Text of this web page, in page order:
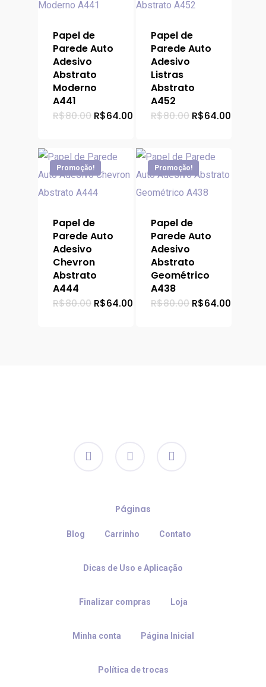
Papel de
Parede Auto
Adesivo
Abstrato
Moderno
A441
R$80.00 O
R$80.00.
R$64.00
R$64.00.
Papel de
Parede Auto
Adesivo
Listras
Abstrato
A452
R$80.00 O
R$80.00.
R$64.00
Promoção!
Papel de
Parede Auto
Adesivo
Chevron
Abstrato
A444
R$80.00 O
R$64.00
Promoção!
Papel de
Parede Auto
Adesivo
Abstrato
Geométrico
A438
R$80.00 O
R$64.00
Páginas
Blog Carrinho Contato
Dicas de Uso e Aplicação
Finalizar compras Loja
Minha conta Página Inicial
Política de trocas